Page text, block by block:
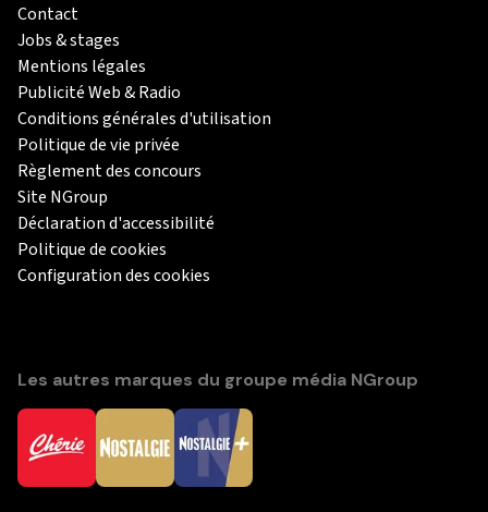
Contact
Jobs & stages
Mentions légales
Publicité Web & Radio
Conditions générales d'utilisation
Politique de vie privée
Règlement des concours
Site NGroup
Déclaration d'accessibilité
Politique de cookies
Configuration des cookies
Les autres marques du groupe média NGroup